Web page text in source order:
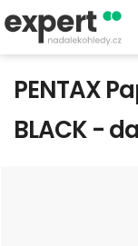
PENTAX
BLACK -